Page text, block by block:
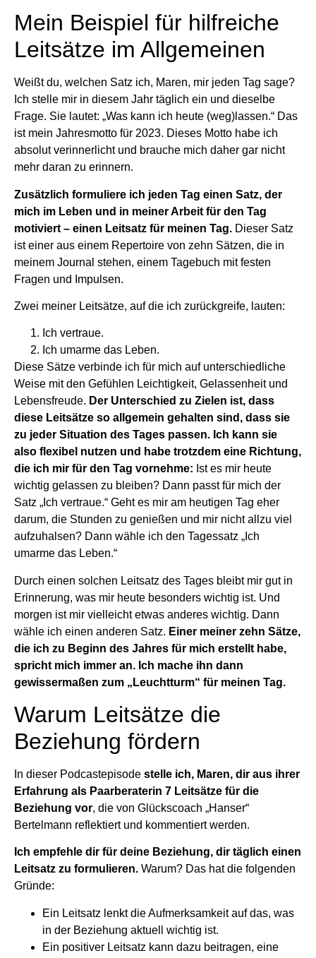
Mein Beispiel für hilfreiche
Leitsätze im Allgemeinen
Weißt du, welchen Satz ich, Maren, mir jeden Tag sage?
Ich stelle mir in diesem Jahr täglich ein und dieselbe
Frage. Sie lautet: „Was kann ich heute (weg)lassen.“ Das
ist mein Jahresmotto für 2023. Dieses Motto habe ich
absolut verinnerlicht und brauche mich daher gar nicht
mehr daran zu erinnern.
Zusätzlich formuliere ich jeden Tag einen Satz, der
mich im Leben und in meiner Arbeit für den Tag
motiviert – einen Leitsatz für meinen Tag. Dieser Satz
ist einer aus einem Repertoire von zehn Sätzen, die in
meinem Journal stehen, einem Tagebuch mit festen
Fragen und Impulsen.
Zwei meiner Leitsätze, auf die ich zurückgreife, lauten:
Ich vertraue.
Ich umarme das Leben.
Diese Sätze verbinde ich für mich auf unterschiedliche
Weise mit den Gefühlen Leichtigkeit, Gelassenheit und
Lebensfreude. Der Unterschied zu Zielen ist, dass
diese Leitsätze so allgemein gehalten sind, dass sie
zu jeder Situation des Tages passen. Ich kann sie
also flexibel nutzen und habe trotzdem eine Richtung,
die ich mir für den Tag vornehme: Ist es mir heute
wichtig gelassen zu bleiben? Dann passt für mich der
Satz „Ich vertraue.“ Geht es mir am heutigen Tag eher
darum, die Stunden zu genießen und mir nicht allzu viel
aufzuhalsen? Dann wähle ich den Tagessatz „Ich
umarme das Leben.“
Durch einen solchen Leitsatz des Tages bleibt mir gut in
Erinnerung, was mir heute besonders wichtig ist. Und
morgen ist mir vielleicht etwas anderes wichtig. Dann
wähle ich einen anderen Satz. Einer meiner zehn Sätze,
die ich zu Beginn des Jahres für mich erstellt habe,
spricht mich immer an. Ich mache ihn dann
gewissermaßen zum „Leuchtturm“ für meinen Tag.
Warum Leitsätze die
Beziehung fördern
In dieser Podcastepisode stelle ich, Maren, dir aus ihrer
Erfahrung als Paarberaterin 7 Leitsätze für die
Beziehung vor, die von Glückscoach „Hanser“
Bertelmann reflektiert und kommentiert werden.
Ich empfehle dir für deine Beziehung, dir täglich einen
Leitsatz zu formulieren. Warum? Das hat die folgenden
Gründe:
Ein Leitsatz lenkt die Aufmerksamkeit auf das, was
in der Beziehung aktuell wichtig ist.
Ein positiver Leitsatz kann dazu beitragen, eine